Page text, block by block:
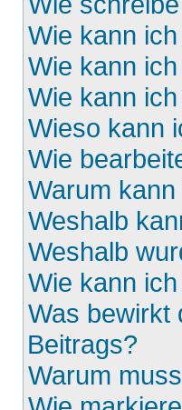
Wie kann
Wie kann
Wie kann
Wieso kann
Wie
Warum
Weshalb
Weshalb
Wie kann
Was bewirkt
Beitrags?
Warum